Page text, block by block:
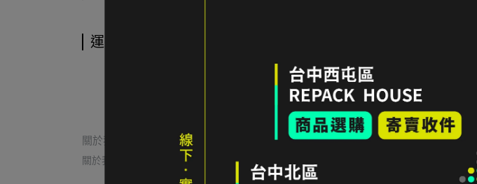
運送方式
關於我們
關於我們 退貨/退款 LINE 寄售諮